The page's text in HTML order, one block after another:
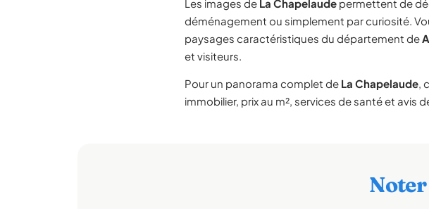
Les images de La Chapelaude permettent de
déménagement ou simplement par curiosité.
paysages caractéristiques du département de
et visiteurs.
Pour un panorama complet de La Chapelaude,
immobilier, prix au m², services de santé et avis